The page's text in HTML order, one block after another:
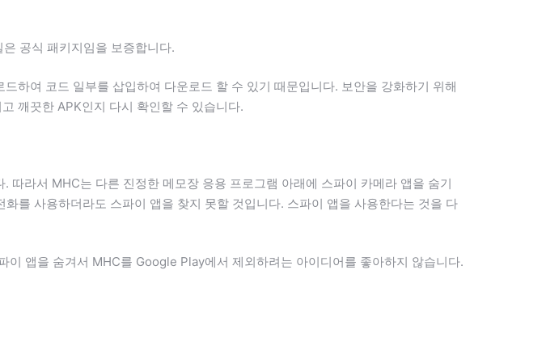
공식 패키지임을 보증합니다.
하여 코드 일부를 삽입하여 다운로드 할 수 있기 때문입니다. 보안을 강화하기 위해
깨끗한 APK인지 다시 확인할 수 있습니다.
라서 MHC는 다른 진정한 메모장 응용 프로그램 아래에 스파이 카메라 앱을 숨기
를 사용하더라도 스파이 앱을 찾지 못할 것입니다. 스파이 앱을 사용한다는 것을 다
앱을 숨겨서 MHC를 Google Play에서 제외하려는 아이디어를 좋아하지 않습니다.